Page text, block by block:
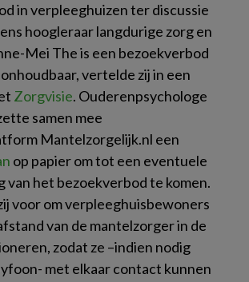
in verpleeghuizen ter discussie
hoogleraar langdurige zorg en
Mei The is een bezoekverbod
vertelde zij in een
Zorgvisie. Ouderenpsychologe
samen mee
Mantelzorgelijk.nl een
op papier om tot een eventuele
van het bezoekverbod te komen.
voor om verpleeghuisbewoners
van de mantelzorger in de
zodat ze –indien nodig
met elkaar contact kunnen